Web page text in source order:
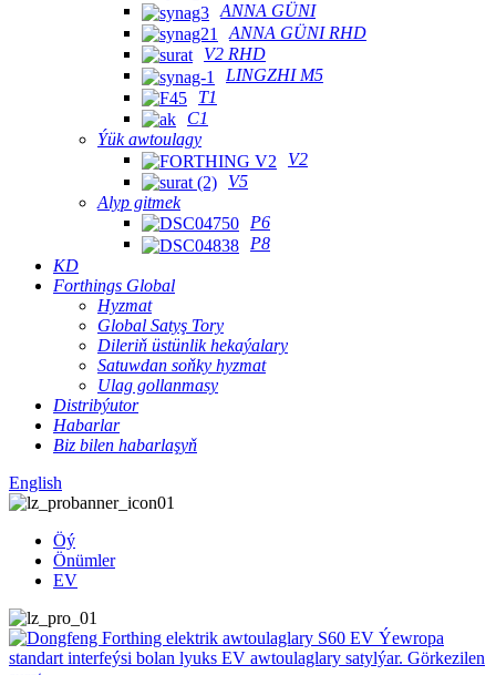
ANNA GÜNI
ANNA GÜNI RHD
V2 RHD
LINGZHI M5
T1
C1
Ýük awtoulagy
V2
V5
Alyp gitmek
P6
P8
KD
Forthings Global
Hyzmat
Global Satyş Tory
Dileriň üstünlik hekaýalary
Satuwdan soňky hyzmat
Ulag gollanmasy
Distribýutor
Habarlar
Biz bilen habarlaşyň
English
Öý
Önümler
EV